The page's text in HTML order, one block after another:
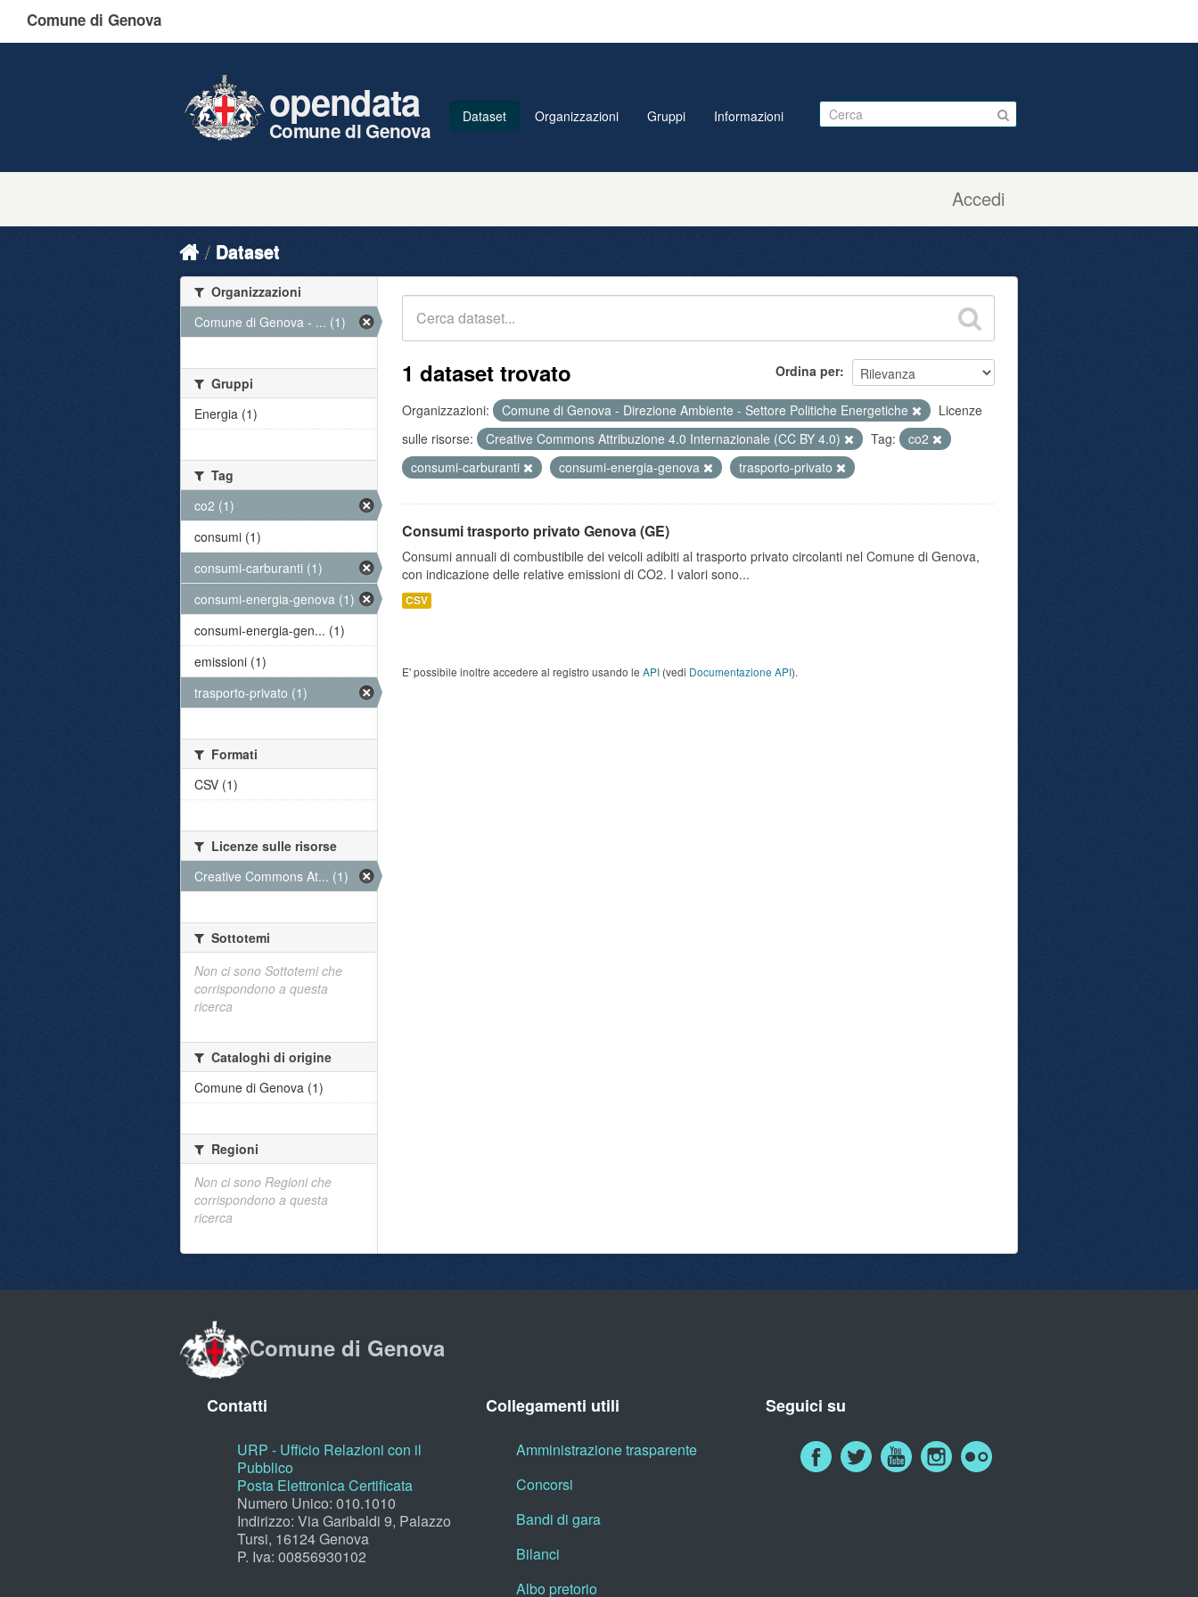
Comune di Genova
Accedi
opendata
Comune di Genova
Dataset Organizzazioni Gruppi Informazioni
Dataset
Ordina per
1 dataset trovato
Organizzazioni: Comune di Genova - Direzione Ambiente - Settore Politiche Energetiche
Licenze
sulle risorse:
Creative Commons Attribuzione 4.0 Internazionale (CC BY 4.0) Tag:
co2
consumi-carburanti
consumi-energia-genova trasporto-privato
Consumi trasporto privato Genova (GE)
Consumi annuali di combustibile dei veicoli adibiti al trasporto privato circolanti nel Comune di Genova,
con indicazione delle relative emissioni di CO2. I valori sono...
CSV
E' possibile inoltre accedere al registro usando le API (vedi Documentazione API).
Organizzazioni
Comune di Genova - ... (1)
Gruppi
Energia (1)
Tag
co2 (1)
consumi (1)
consumi-carburanti (1)
consumi-energia-genova (1)
consumi-energia-gen... (1)
emissioni (1)
trasporto-privato (1)
Formati
CSV (1)
Licenze sulle risorse
Creative Commons At... (1)
Sottotemi
Non ci sono Sottotemi che
corrispondono a questa
ricerca
Cataloghi di origine
Comune di Genova (1)
Regioni
Non ci sono Regioni che
corrispondono a questa
ricerca
Comune di Genova
Contatti
URP - Ufficio Relazioni con il
Pubblico
Posta Elettronica Certificata
Numero Unico: 010.1010
Indirizzo: Via Garibaldi 9, Palazzo
Tursi, 16124 Genova
P. Iva: 00856930102
Collegamenti utili
Amministrazione trasparente
Concorsi
Bandi di gara
Bilanci
Albo pretorio
Seguici su